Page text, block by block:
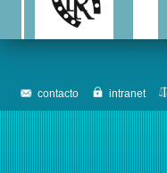
contacto intranet